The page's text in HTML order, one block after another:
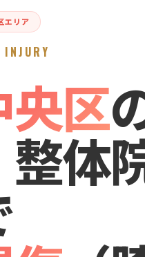
エリア
INJURY
区
体